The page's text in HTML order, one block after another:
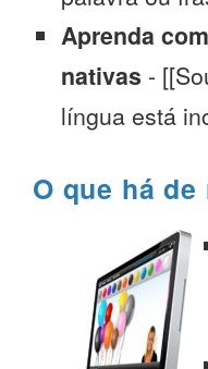
Aprenda
nativas -
língua está
O que há de